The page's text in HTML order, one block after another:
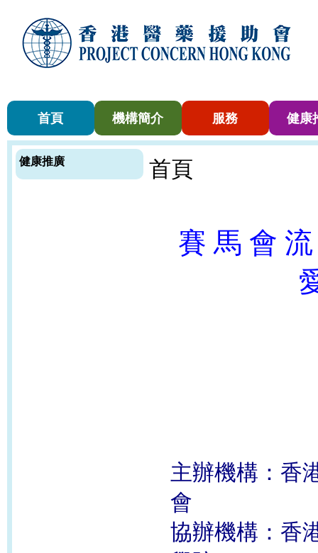
首頁 機構簡介 服務 健康
健康推廣 首頁
賽 馬 會
主辦機構：香
會
協辦機構：香